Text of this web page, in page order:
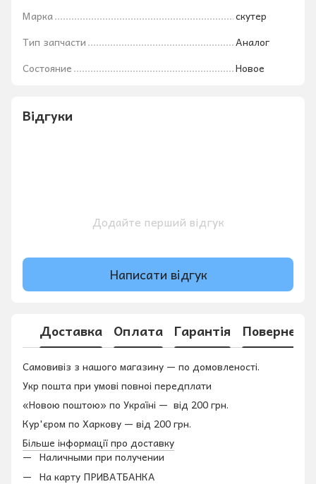
Марка
скутер
Тип запчасти
Аналог
Состояние
Новое
Відгуки
Додайте перший відгук
Написати відгук
Доставка Оплата Гарантія
Самовивіз з нашого магазину — по домовленості.
Укр пошта при умові повноі передплати
«Новою поштою» по Україні — від 200 грн.
Кур'єром по Харкову — від 200 грн.
Більше інформації про доставку
Наличными при получении
На карту ПРИВАТБАНКА